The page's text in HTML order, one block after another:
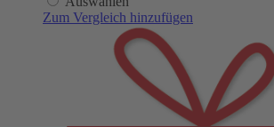
Zum Vergleich hinzufügen